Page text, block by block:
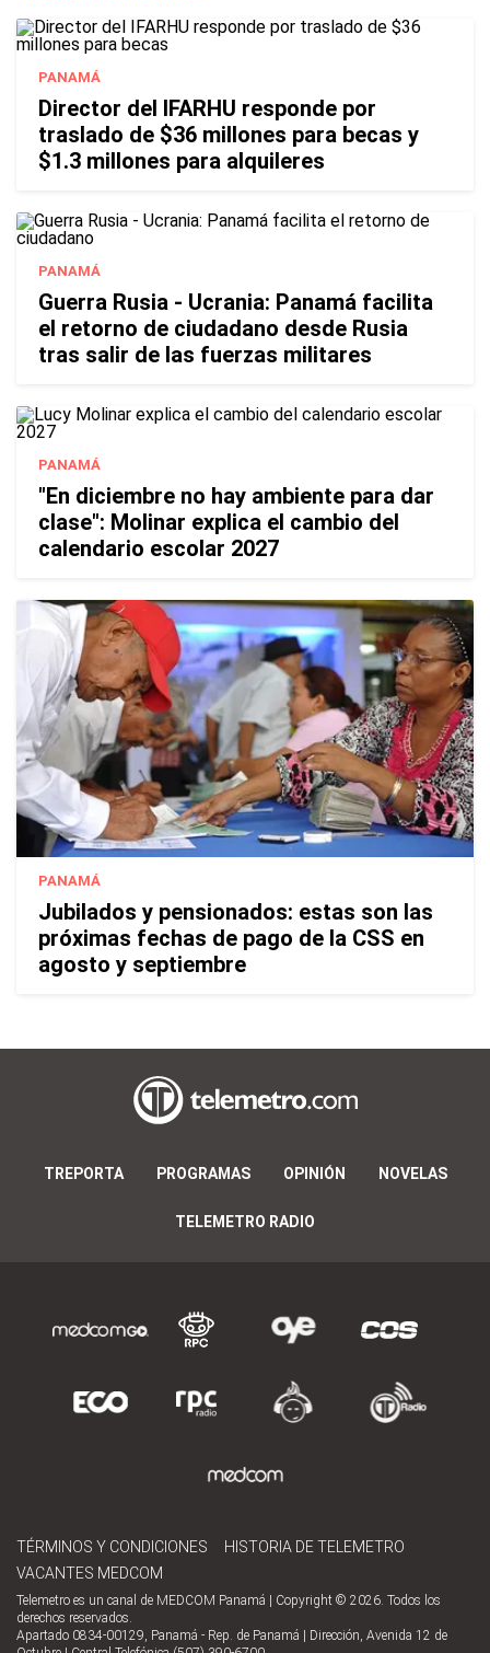
PANAMÁ
Director del IFARHU responde por
traslado de $36 millones para becas y
$1.3 millones para alquileres
PANAMÁ
Guerra Rusia - Ucrania: Panamá facilita
el retorno de ciudadano desde Rusia
tras salir de las fuerzas militares
PANAMÁ
"En diciembre no hay ambiente para dar
clase": Molinar explica el cambio del
calendario escolar 2027
PANAMÁ
Jubilados y pensionados: estas son las
próximas fechas de pago de la CSS en
agosto y septiembre
TREPORTA PROGRAMAS OPINIÓN NOVELAS
TELEMETRO RADIO
TÉRMINOS Y CONDICIONES
HISTORIA DE TELEMETRO
VACANTES MEDCOM
Telemetro es un canal de MEDCOM Panamá | Copyright © 2026. Todos los
derechos reservados.
Apartado 0834-00129, Panamá - Rep. de Panamá | Dirección, Avenida 12 de